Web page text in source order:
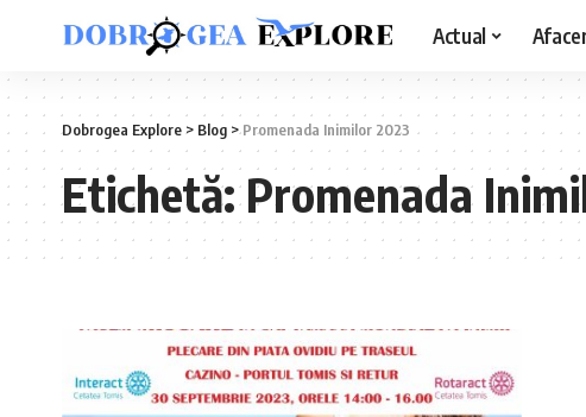
Actual
Dobrogea Explore> Blog >Promenada Inimilor 2023
Etichetă:Promenada